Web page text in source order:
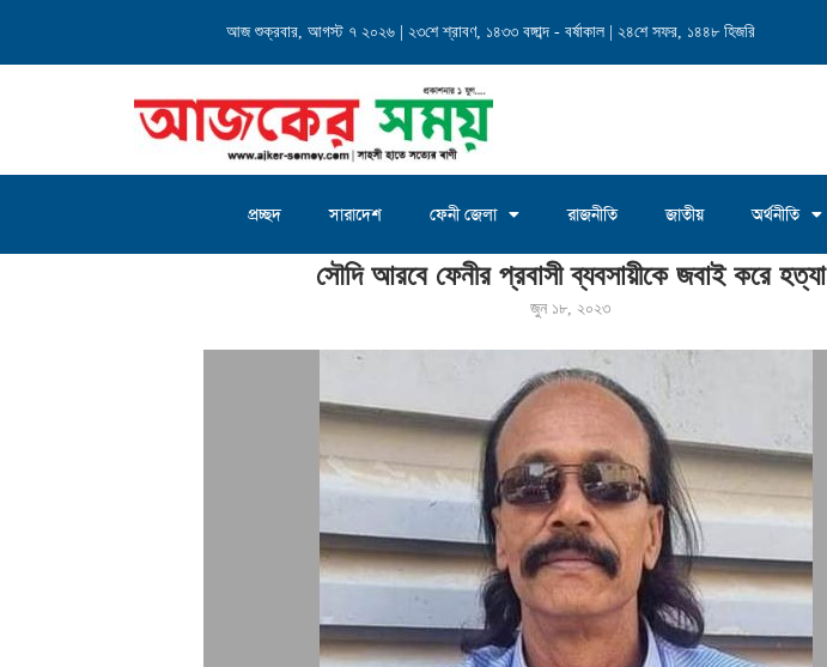
আজ শুক্রবার, আগস্ট ৭ ২০২৬ | ২৩শে শ্রাবণ, ১৪৩৩ বঙ্গাব্দ - বর্ষাকাল | ২৪শে সফর, ১৪৪৮ হিজরি
চৌদ্দগ্রাম জগন্নাথদিঘী ইউনিয়নে চেয়ারম্যান পদে আলোচনায় মোঃ সাখাওয়াত...
প্রচ্ছদ সারাদেশ ফেনী জেলা রাজনীতি জাতীয় অর্থনীতি
সৌদি আরবে ফেনীর প্রবাসী ব্যবসায়ীকে জবাই করে হত্যা
সৌদি আরবে ফেনীর প্রবাসী ব্যবসায়ীকে জবাই করে হত্যা
জুন ১৮, ২০২৩